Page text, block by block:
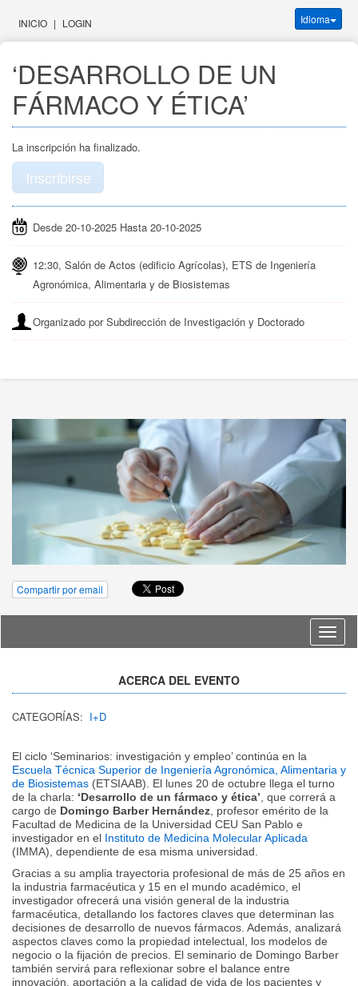
INICIO | LOGIN Idioma
‘DESARROLLO DE UN
FÁRMACO Y ÉTICA’
La inscripción ha finalizado.
Inscribirse
Desde 20-10-2025 Hasta 20-10-2025
12:30, Salón de Actos (edificio Agrícolas), ETS de Ingeniería
Agronómica, Alimentaria y de Biosistemas
Organizado por Subdirección de Investigación y Doctorado
Compartir por email
Idioma
ACERCA DEL EVENTO
CATEGORÍAS: I+D
El ciclo ‘Seminarios: investigación y empleo’ continúa en la
Escuela Técnica Superior de Ingeniería Agronómica, Alimentaria y
de Biosistemas (ETSIAAB). El lunes 20 de octubre llega el turno
de la charla: ‘Desarrollo de un fármaco y ética’ , que correrá a
cargo de Domingo Barber Hernández , profesor emérito de la
Facultad de Medicina de la Universidad CEU San Pablo e
investigador en el Instituto de Medicina Molecular Aplicada
(IMMA), dependiente de esa misma universidad.
Gracias a su amplia trayectoria profesional de más de 25 años en
la industria farmacéutica y 15 en el mundo académico, el
investigador ofrecerá una visión general de la industria
farmacéutica, detallando los factores claves que determinan las
decisiones de desarrollo de nuevos fármacos. Además, analizará
aspectos claves como la propiedad intelectual, los modelos de
negocio o la fijación de precios. El seminario de Domingo Barber
también servirá para reflexionar sobre el balance entre
innovación, aportación a la calidad de vida de los pacientes y